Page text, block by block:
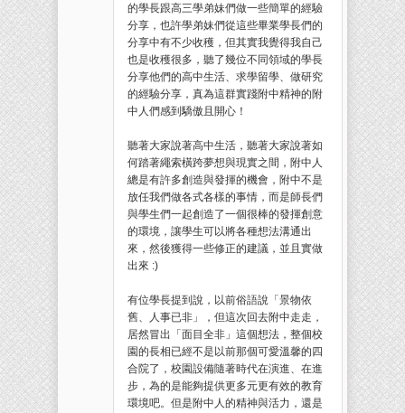
的學長跟高三學弟妹們做一些簡單的經驗
分享，也許學弟妹們從這些畢業學長們的
分享中有不少收穫，但其實我覺得我自己
也是收穫很多，聽了幾位不同領域的學長
分享他們的高中生活、求學留學、做研究
的經驗分享，真為這群實踐附中精神的附
中人們感到驕傲且開心！
聽著大家說著高中生活，聽著大家說著如
何踏著繩索橫跨夢想與現實之間，附中人
總是有許多創造與發揮的機會，附中不是
放任我們做各式各樣的事情，而是師長們
與學生們一起創造了一個很棒的發揮創意
的環境，讓學生可以將各種想法溝通出
來，然後獲得一些修正的建議，並且實做
出來 :)
有位學長提到說，以前俗語說「景物依
舊、人事已非」，但這次回去附中走走，
居然冒出「面目全非」這個想法，整個校
園的長相已經不是以前那個可愛溫馨的四
合院了，校園設備隨著時代在演進、在進
步，為的是能夠提供更多元更有效的教育
環境吧。但是附中人的精神與活力，還是